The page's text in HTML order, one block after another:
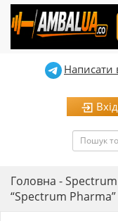
Написати
Вхід
Головна -
“Spectrum Pharma”